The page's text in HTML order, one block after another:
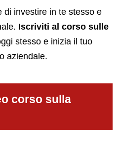
di investire in te stesso e
Iscriviti al corso sulle
stesso e inizia il tuo
aziendale.
corso sulla